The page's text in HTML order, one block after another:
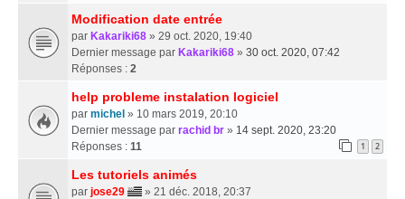
Modification date entrée
par Kakariki68 » 29 oct. 2020, 19:40
Dernier message par Kakariki68 » 30 oct. 2020, 07:42
Réponses : 2
help probleme instalation logiciel
par michel » 10 mars 2019, 20:10
Dernier message par rachid br » 14 sept. 2020, 23:20
Réponses : 11 1 2
Les tutoriels animés
par jose29
» 21 déc. 2018, 20:37